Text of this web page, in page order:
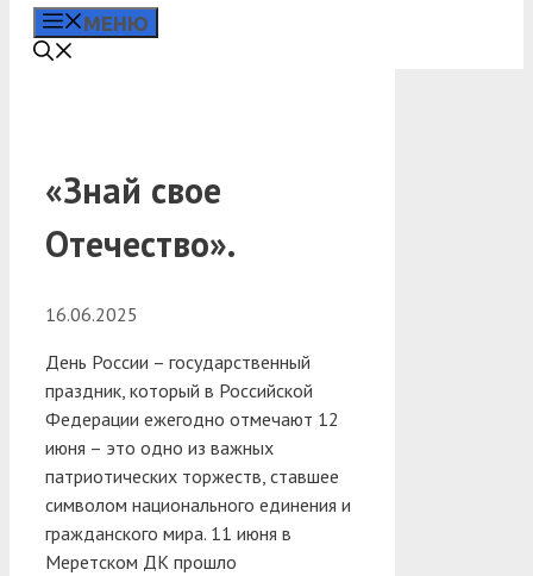
МЕНЮ
«Знай свое
Отечество».
16.06.2025
День России – государственный
праздник, который в Российской
Федерации ежегодно отмечают 12
июня – это одно из важных
патриотических торжеств, ставшее
символом национального единения и
гражданского мира. 11 июня в
Меретском ДК прошло